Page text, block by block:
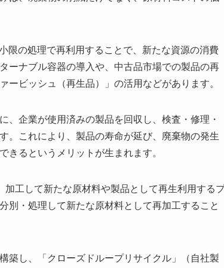
限の処理で再利用することで、新たな資源の消費
ーナブル容器の導入や、中古品市場での製品の再
ビッシュ（再生品）」の活用などがあります。
、企業が使用済みの製品を回収し、検査・修理・
。これにより、製品の寿命が延び、廃棄物の発生
きるというメリットが生まれます。
工して新たな原材料や製品として再生利用する
別・処理して新たな原材料として再加工すること
築し、「クローズドループリサイクル」（自社製